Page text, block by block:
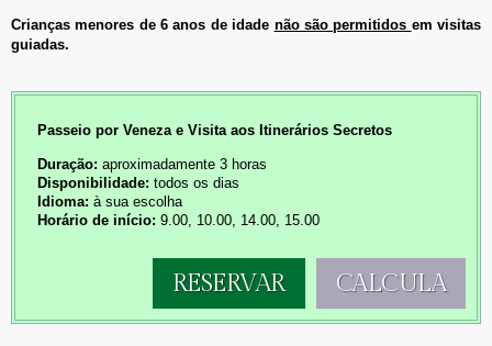
Crianças menores de 6 anos de idade não são permitidos em visitas
guiadas.
Passeio por Veneza e Visita aos Itinerários Secretos
Duração: aproximadamente 3 horas
Disponibilidade: todos os dias
Idioma: à sua escolha
Horário de início: 9.00, 10.00, 14.00, 15.00
CALCULA
RESERVAR